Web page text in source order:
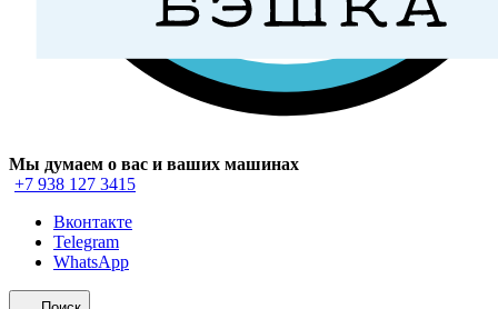
Мы думаем о вас и ваших машинах
+7 938 127 3415
Вконтакте
Telegram
WhatsApp